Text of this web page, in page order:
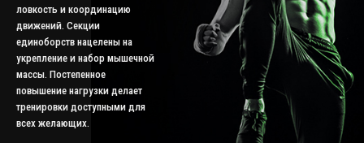
ловкость и координацию
движений. Секции
единоборств нацелены на
укрепление и набор мышечной
массы. Постепенное
повышение нагрузки делает
тренировки доступными для
всех желающих.